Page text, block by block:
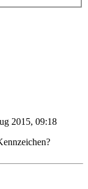
2015, 09:18